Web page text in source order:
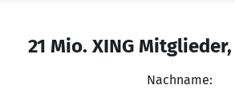
21 Mio. XING
Nachname: